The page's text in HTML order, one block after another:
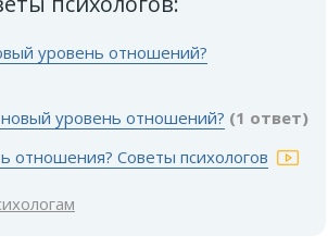
уровень отношений?
уровень отношений? (1 ответ)
отношения? Советы психологов